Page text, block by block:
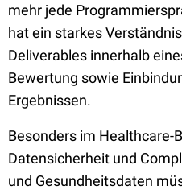
mehr jede
hat ein starkes
Deliverables innerhalb
Bewertung sowie
Ergebnissen.
Besonders im Healthcare-
Datensicherheit und
und Gesundheitsdaten